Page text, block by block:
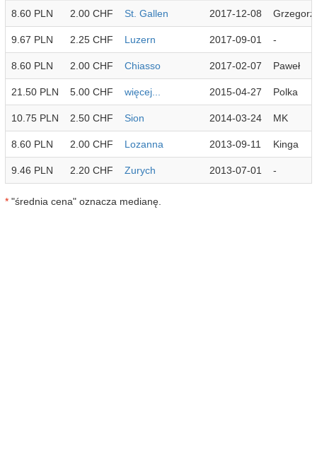
8.60 PLN 2.00 CHF St. Gallen 2017-12-08 Grzegorz
9.67 PLN 2.25 CHF Luzern 2017-09-01 -
8.60 PLN 2.00 CHF Chiasso 2017-02-07 Paweł
21.50 PLN 5.00 CHF więcej... 2015-04-27 Polka
10.75 PLN 2.50 CHF Sion 2014-03-24 MK
8.60 PLN 2.00 CHF Lozanna 2013-09-11 Kinga
9.46 PLN 2.20 CHF Zurych 2013-07-01 -
* "średnia cena" oznacza medianę.